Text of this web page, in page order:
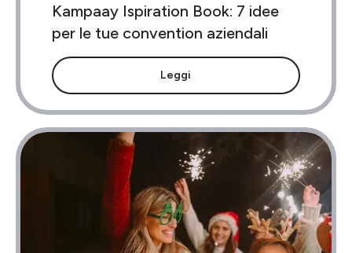
Kampaay Ispiration Book: 7 idee
per le tue convention aziendali
Leggi